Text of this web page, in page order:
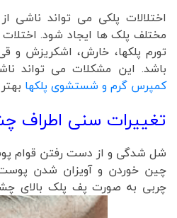
اختلالات پلکی می تواند ناشی
مختلف پلک ها ایجاد شود.
تورم پلکها، خارش، اشکریزش و
باشد. این مشکلات می تواند
کمپرس گرم و شستشوی پلکها
تغییرات سنی اطراف
شل شدگی و از دست رفتن قوام
چین خوردن و آویزان شدن
چربی به صورت پف پلک بالای